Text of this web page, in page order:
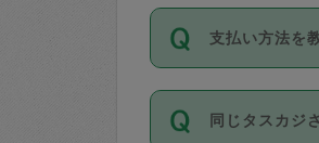
11種類の価格
タスカジさん
除々に設定可
支払い方法を
お支払方法は
Club）のみと
同じタスカジ